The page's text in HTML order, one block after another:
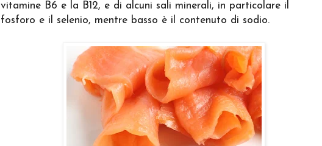
vitamine B6 e la B12, e di alcuni sali minerali, in particolare il
fosforo e il selenio, mentre basso è il contenuto di sodio.